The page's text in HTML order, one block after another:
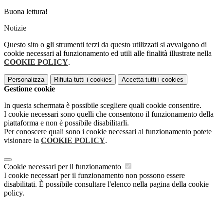
Buona lettura!
Notizie
Questo sito o gli strumenti terzi da questo utilizzati si avvalgono di
cookie necessari al funzionamento ed utili alle finalità illustrate nella
COOKIE POLICY.
Personalizza Rifiuta tutti i cookies Accetta tutti i cookies
Gestione cookie
In questa schermata è possibile scegliere quali cookie consentire.
I cookie necessari sono quelli che consentono il funzionamento della
piattaforma e non è possibile disabilitarli.
Per conoscere quali sono i cookie necessari al funzionamento potete
visionare la COOKIE POLICY.
Cookie necessari per il funzionamento
I cookie necessari per il funzionamento non possono essere
disabilitati. È possibile consultare l'elenco nella pagina della cookie
policy.